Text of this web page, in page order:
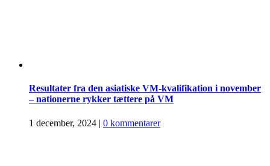
Resultater fra den asiatiske VM-kvalifikation i november
– nationerne rykker tættere på VM
1 december, 2024 | 0 kommentarer